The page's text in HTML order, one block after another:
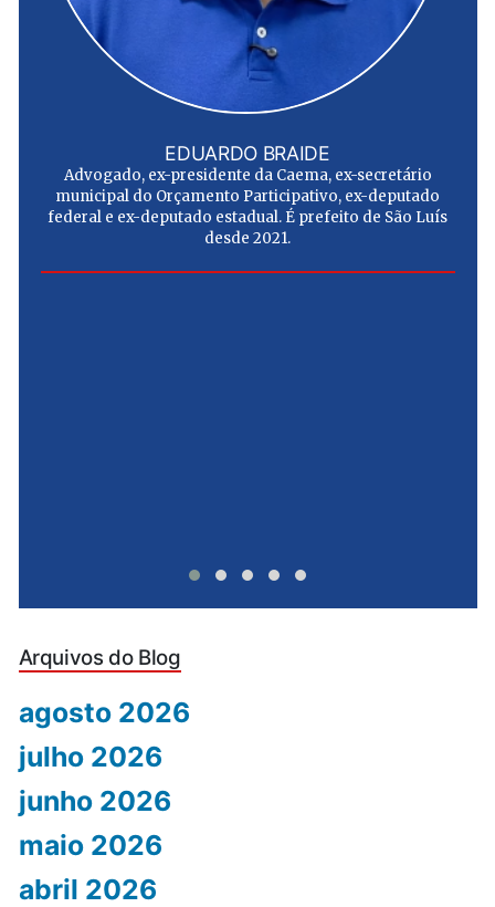
EDUARDO BRAIDE
Advogado, ex-presidente da Caema, ex-secretário
municipal do Orçamento Participativo, ex-deputado
federal e ex-deputado estadual. É prefeito de São Luís
desde 2021.
Arquivos do Blog
agosto 2026
julho 2026
junho 2026
maio 2026
abril 2026